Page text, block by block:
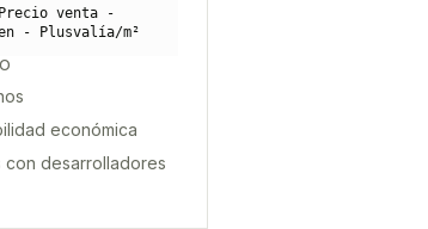
venta -
- Plusvalía/m²
económica
desarrolladores